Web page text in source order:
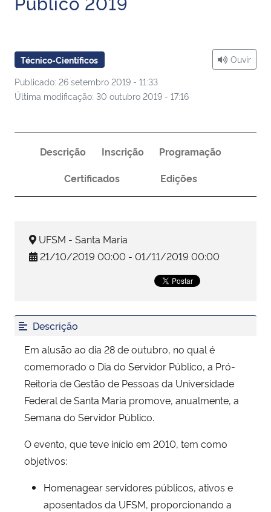
Ministério da Cidadania
Controladoria-Geral da União
Secretaria de Governo
Gabinete de Segurança Institucional
Advocacia-Geral da União
Planalto
Técnico-Científicos
Publicado: 26 setembro 2019 - 11:33
Última modificação: 30 outubro 2019 - 17:16
Ouvir
Descrição Inscrição
Programação
Certificados
Edições
UFSM - Santa Maria
21/10/2019 00:00 - 01/11/2019 00:00
Descrição
Em alusão ao dia 28 de outubro, no qual é
comemorado o Dia do Servidor Público, a Pró-
Reitoria de Gestão de Pessoas da Universidade
Federal de Santa Maria promove, anualmente, a
Semana do Servidor Público.
O evento, que teve início em 2010, tem como
objetivos:
Homenagear servidores públicos, ativos e
aposentados da UFSM, proporcionando a